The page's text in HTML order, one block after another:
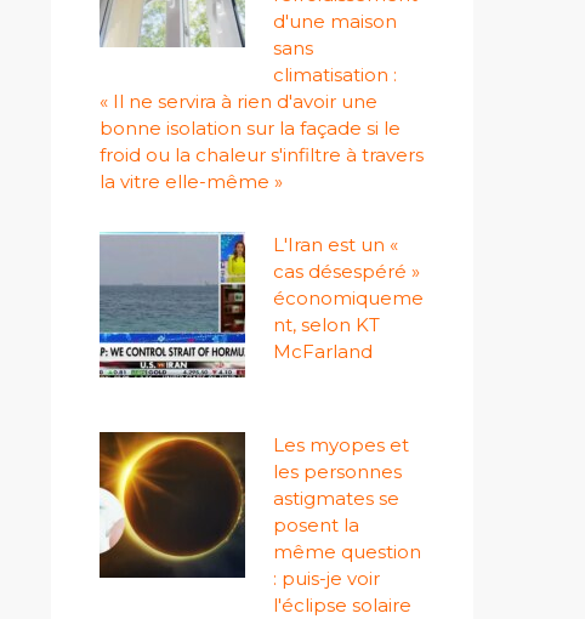
d'une maison
sans
climatisation :
« Il ne servira à rien d'avoir une
bonne isolation sur la façade si le
froid ou la chaleur s'infiltre à travers
la vitre elle-même »
L'Iran est un «
cas désespéré »
économiqueme
nt, selon KT
McFarland
Les myopes et
les personnes
astigmates se
posent la
même question
: puis-je voir
l'éclipse solaire